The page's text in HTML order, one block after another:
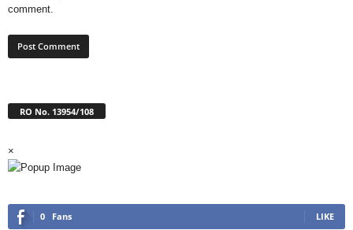
comment.
RO No. 13954/108
×
0 Fans LIKE